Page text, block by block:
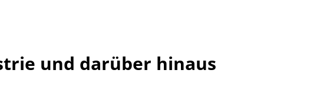
und darüber hinaus